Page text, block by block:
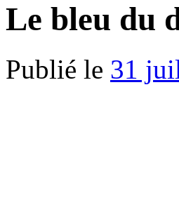
Le bleu du
Publié le 31